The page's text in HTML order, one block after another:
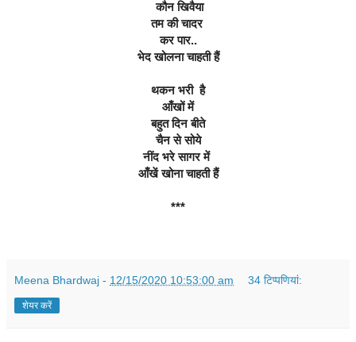
कौन खिवैया
तम की चादर
कर पार..
भेद खोलना चाहती हैं
थकन भरी  है
आँखों में
बहुत दिन बीते
चैन से सोये
नींद भरे सागर में
आँखें खोना चाहती हैं
***
Meena Bhardwaj - 12/15/2020 10:53:00 am 34 टिप्‍पणियां:
शेयर करें